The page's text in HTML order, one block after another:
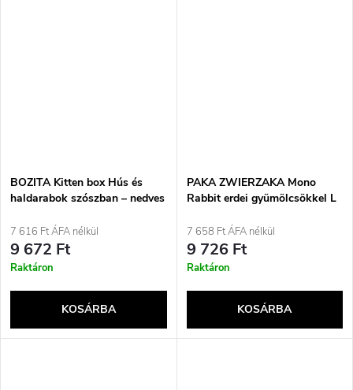
BOZITA Kitten box Hús és
haldarabok szószban – nedves
7 616 Ft ÁFA nélkül
9 672 Ft
Raktáron
KOSÁRBA
PAKA ZWIERZAKA Mono
Rabbit erdei gyümölcsökkel L
7 658 Ft ÁFA nélkül
9 726 Ft
Raktáron
KOSÁRBA